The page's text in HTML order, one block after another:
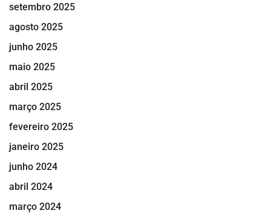
setembro 2025
agosto 2025
junho 2025
maio 2025
abril 2025
março 2025
fevereiro 2025
janeiro 2025
junho 2024
abril 2024
março 2024